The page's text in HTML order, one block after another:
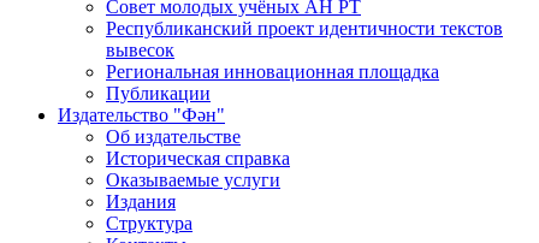
Совет молодых учёных АН РТ
Республиканский проект идентичности текстов
вывесок
Региональная инновационная площадка
Публикации
Издательство "Фән"
Об издательстве
Историческая справка
Оказываемые услуги
Издания
Структура